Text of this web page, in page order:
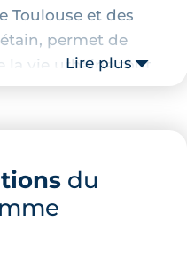
Toulouse et des
permet de
la vie urbaine tout
vie agréable et
d’un emplacement
Lire plus
du